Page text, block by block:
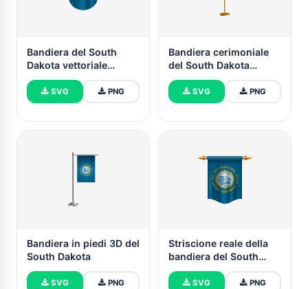
Bandiera del South
Dakota vettoriale
scaricabile
gratuitamente (SVG,
PNG)
SVG PNG
Bandiera cerimoniale
del South Dakota
vettoriale gratuita
SVG PNG
Bandiera in piedi 3D del
South Dakota
SVG PNG
Striscione reale della
bandiera del South
Dakota
SVG PNG